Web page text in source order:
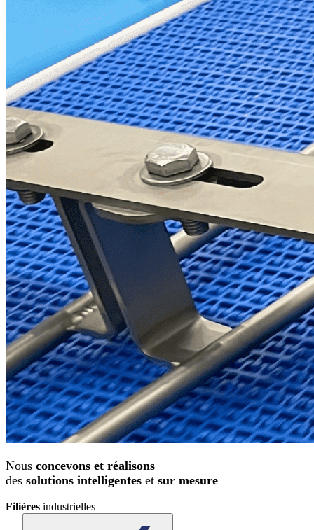
Nous concevons et réalisons
des solutions intelligentes et sur mesure
Filières industrielles